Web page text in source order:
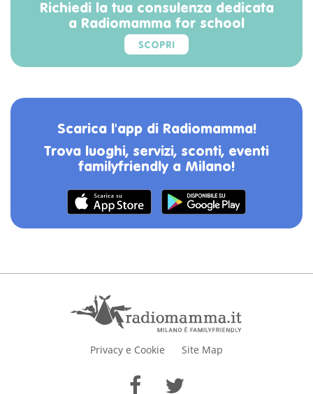
Richiedi la tua consulenza dedicata
a Radiomamma for school
SCOPRI
Scarica l'app di Radiomamma!
Trova luoghi, servizi, sconti, eventi
familyfriendly a Milano!
Privacy e Cookie Site Map